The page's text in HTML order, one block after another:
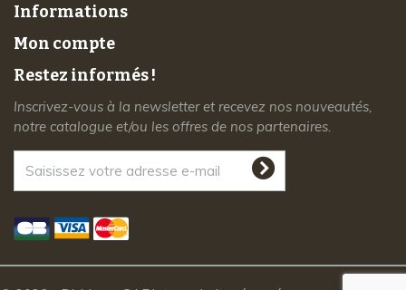
Informations
Mon compte
Restez informés !
Inscrivez-vous à la newsletter et recevez nos nouveautés,
notre catalogue et/ou les offres de nos partenaires.